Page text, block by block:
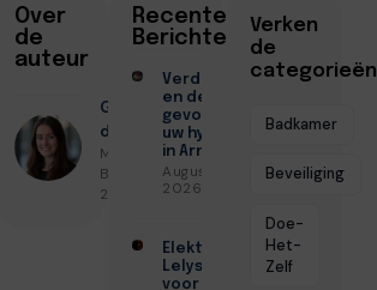
Over
de
auteur
Geschreven
door
Milou De
Bruin ● Juni
26, 2026
Recente
Berichten
Verduurzamen
en de
gevolgen voor
uw hypotheek
in Arnhem
Augustus 7,
2026
Elektricien
Lelystad
voor
Verken
de
categorieën
Badkamer
Beveiliging
Doe-
Het-
Zelf